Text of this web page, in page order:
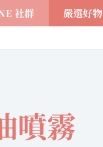
社群 嚴選好物
噴霧